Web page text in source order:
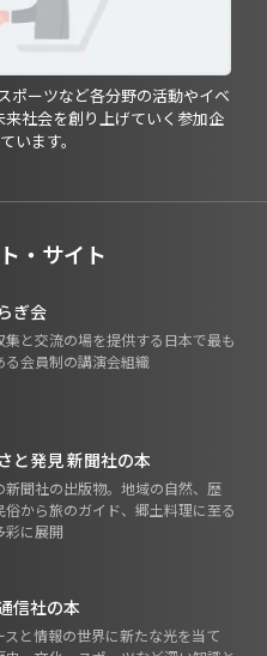
ポーツなど各分野の活動やイベ
社会を創り上げていく参加企
います。
・サイト
ぎ会
集と交流の場を提供する日本で最も
る会員制の講演会組織
と発見 新聞社の本
新聞社の出版物。地域の自然、歴
俗から旅のガイド、郷土料理に至る
彩に展開
信社の本
スと情報の世界に新たな光を当て